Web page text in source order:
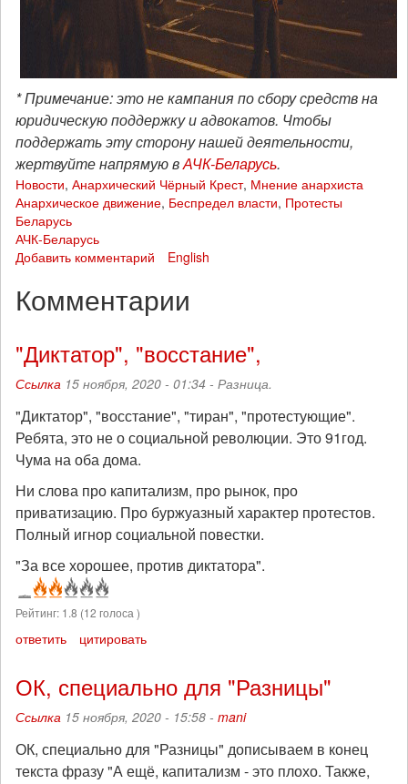
* Примечание: это не кампания по сбору средств на
юридическую поддержку и адвокатов. Чтобы
поддержать эту сторону нашей деятельности,
жертвуйте напрямую вАЧК-Беларусь.
Новости, Анархический Чёрный Крест, Мнение анархиста
Анархическое движение, Беспредел власти, Протесты
Беларусь
АЧК-Беларусь
Добавить комментарий
English
Комментарии
"Диктатор", "восстание",
Ссылка 15 ноября, 2020 - 01:34 - Разница.
"Диктатор", "восстание", "тиран", "протестующие".
Ребята, это не о социальной революции. Это 91год.
Чума на оба дома.
Ни слова про капитализм, про рынок, про
приватизацию. Про буржуазный характер протестов.
Полный игнор социальной повестки.
"За все хорошее, против диктатора".
Рейтинг: 1.8 (12 голоса )
ответить цитировать
ОК, специально для "Разницы"
Ссылка 15 ноября, 2020 - 15:58 - mani
ОК, специально для "Разницы" дописываем в конец
текста фразу "А ещё, капитализм - это плохо. Также,